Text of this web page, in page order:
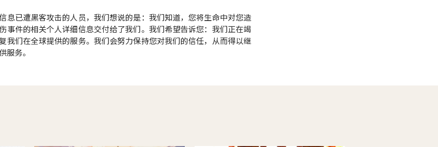
息已遭黑客攻击的人员，我们想说的是：我们知道，您将生命中对您造
事件的相关个人详细信息交付给了我们。我们希望告诉您：我们正在竭
我们在全球提供的服务。我们会努力保持您对我们的信任，从而得以继
服务。